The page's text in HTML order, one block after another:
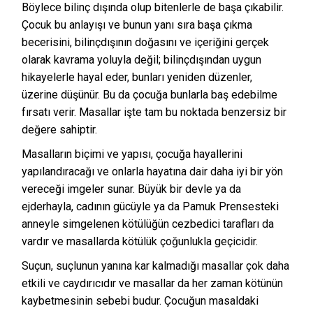
Böylece bilinç dışında olup bitenlerle de başa çıkabilir.
Çocuk bu anlayışı ve bunun yanı sıra başa çıkma
becerisini, bilinçdışının doğasını ve içeriğini gerçek
olarak kavrama yoluyla değil; bilinçdışından uygun
hikayelerle hayal eder, bunları yeniden düzenler,
üzerine düşünür. Bu da çocuğa bunlarla baş edebilme
fırsatı verir. Masallar işte tam bu noktada benzersiz bir
değere sahiptir.
Masalların biçimi ve yapısı, çocuğa hayallerini
yapılandıracağı ve onlarla hayatına dair daha iyi bir yön
vereceği imgeler sunar. Büyük bir devle ya da
ejderhayla, cadının gücüyle ya da Pamuk Prensesteki
anneyle simgelenen kötülüğün cezbedici tarafları da
vardır ve masallarda kötülük çoğunlukla geçicidir.
Suçun, suçlunun yanına kar kalmadığı masallar çok daha
etkili ve caydırıcıdır ve masallar da her zaman kötünün
kaybetmesinin sebebi budur. Çocuğun masaldaki